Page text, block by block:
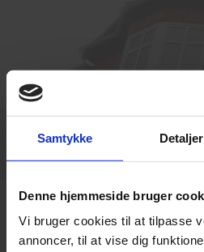
Samtykke Detaljer
Denne hjemmeside bruger
Vi bruger cookies til at tilpasse
annoncer, til at vise dig
Tlf. 86 62 38 22 Mandag -
Navigation: Meld flytning